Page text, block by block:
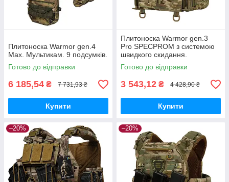
Плитоноска Warmor gen.4
Max. Мультикам. 9 подсумків.
Готово до відправки
6 185,54 ₴ 7 731,93 ₴
Купити
Плитоноска Warmor gen.3
Pro SPECPROM з системою
швидкого скидання.
Мутьтикам
Готово до відправки
3 543,12 ₴ 4 428,90 ₴
Купити
–20% –20%